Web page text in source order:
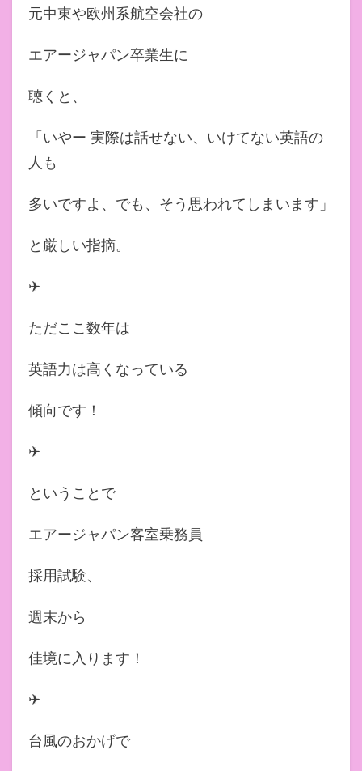
元中東や欧州系航空会社の
エアージャパン卒業生に
聴くと、
「いやー 実際は話せない、いけてない英語の
人も
多いですよ、でも、そう思われてしまいます」
と厳しい指摘。
✈︎
ただここ数年は
英語力は高くなっている
傾向です！
✈︎
ということで
エアージャパン客室乗務員
採用試験、
週末から
佳境に入ります！
✈︎
台風のおかげで